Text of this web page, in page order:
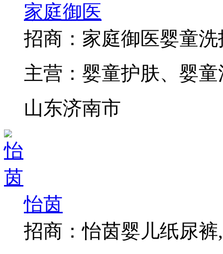
家庭御医
招商： 家庭御医婴童
主营： 婴童护肤、婴
山东济南市
怡茵
招商：怡茵婴儿纸尿